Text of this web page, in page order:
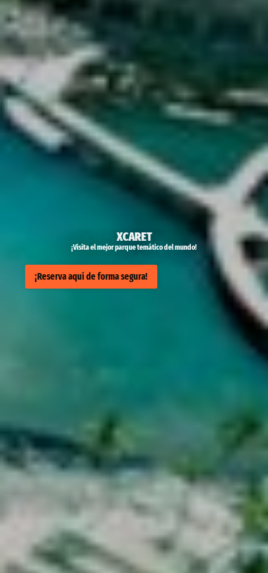
XCARET
¡Visita el mejor parque temático del mundo!
¡Reserva aquí de forma segura!